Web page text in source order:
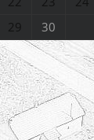
29 30